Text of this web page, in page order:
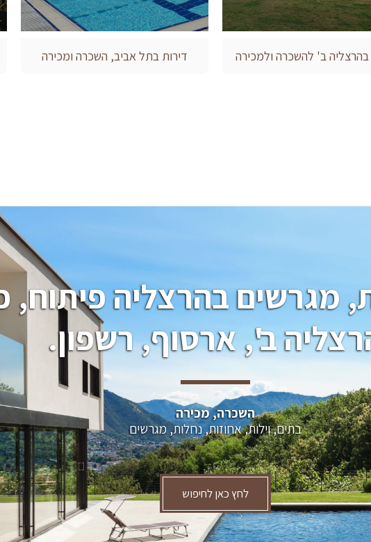
בהרצליה ב' להשכרה ולמכירה דירות בתל אביב, השכרה ומכירה
ב', ארסוף, רשפון.
השכרה, מכירה
בתים, וילות, אחוזות, נחלות, מגרשים
לחץ כאן לחיפוש